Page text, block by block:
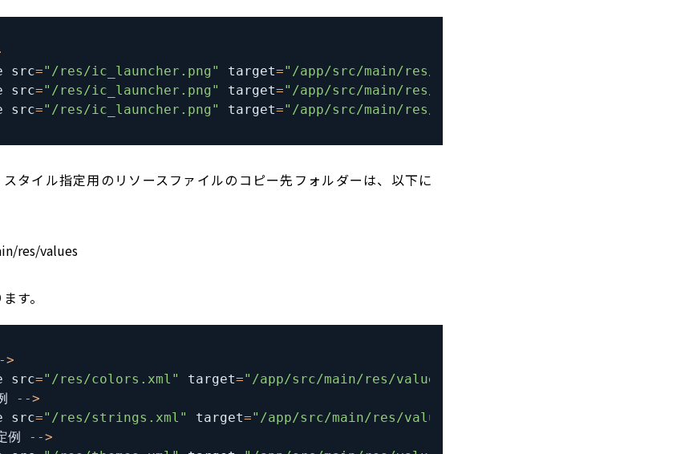
src="/res/ic_launcher.png" target="/app/src/main/res/drawable/ic_launcher.png"
src="/res/ic_launcher.png" target="/app/src/main/res/drawable-nodpi/ic_launcher.png"
src="/res/ic_launcher.png" target="/app/src/main/res/mipmap-xhdpi/ic_launcher.png"
タイル指定用のリソースファイルのコピー先フォルダーは、以下に
res/values
す。
>
src="/res/colors.xml" target="/app/src/main/res/values/colors.xml"
-->
src="/res/strings.xml" target="/app/src/main/res/values/strings.xml"
例 -->